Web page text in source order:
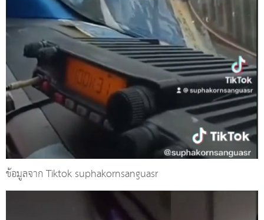
ข้อมูลจาก Tiktok suphakornsanguasr